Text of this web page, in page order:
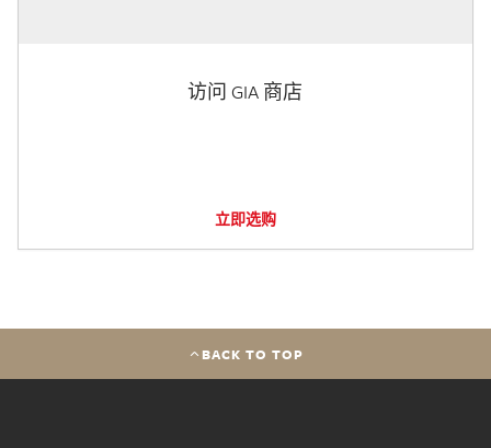
访问 GIA 商店
立即选购
BACK TO TOP